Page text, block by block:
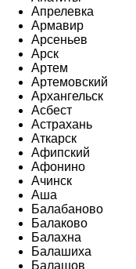
Апрелевка
Армавир
Арсеньев
Арск
Артем
Артемовский
Архангельск
Асбест
Астрахань
Аткарск
Афипский
Афонино
Ачинск
Аша
Балабаново
Балаково
Балахна
Балашиха
Балашов